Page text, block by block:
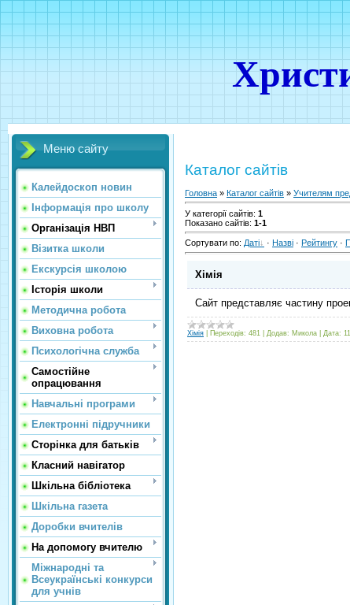
Меню сайту
Калейдоскоп новин
Інформація про школу
Організація НВП
Візитка школи
Екскурсія школою
Історія школи
Методична робота
Виховна робота
Психологічна служба
Самостійне
опрацювання
Навчальні програми
Електронні підручники
Сторінка для батьків
Класний навігатор
Шкільна бібліотека
Шкільна газета
Доробки вчителів
На допомогу вчителю
Міжнародні та
Всеукраїнські конкурси
для учнів
Каталог сайтів
Головна » Каталог сайтів » Учителям
У категорії сайтів: 1
Показано сайтів: 1-1
Сортувати по: Даті · Назві · Рейтингу ·
Хімія
Сайт представляє частину
Хімія Переходів: 481 Додав: Микола Дата: